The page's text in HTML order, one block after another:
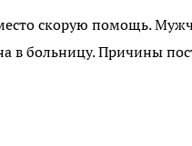
скорую помощь.
в больницу. Причины